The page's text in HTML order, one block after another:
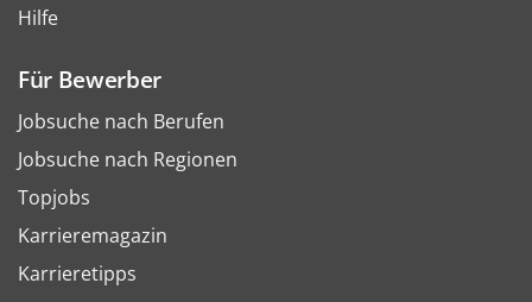
Hilfe
Für Bewerber
Jobsuche nach Berufen
Jobsuche nach Regionen
Topjobs
Karrieremagazin
Karrieretipps